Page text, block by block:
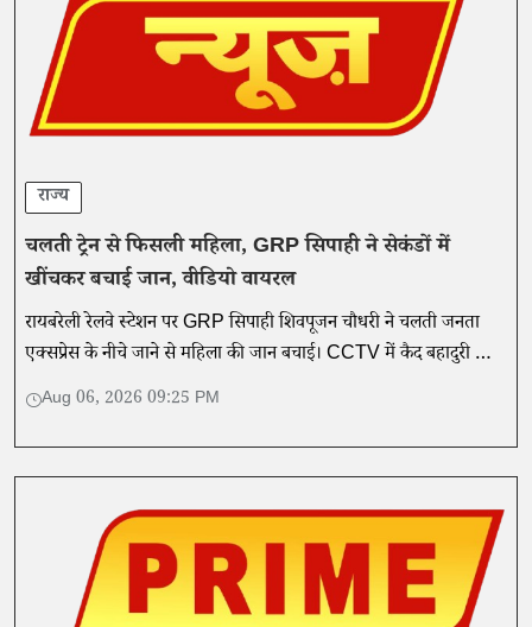
राज्य
चलती ट्रेन से फिसली महिला, GRP सिपाही ने सेकंडों में
खींचकर बचाई जान, वीडियो वायरल
रायबरेली रेलवे स्टेशन पर GRP सिपाही शिवपूजन चौधरी ने चलती जनता
एक्सप्रेस के नीचे जाने से महिला की जान बचाई। CCTV में कैद बहादुरी का
वीडियो सोशल मीडिया पर वायरल।
Aug 06, 2026 09:25 PM